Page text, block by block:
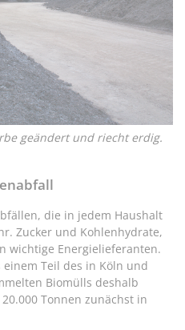
geändert und riecht erdig.
die in jedem Haushalt
Zucker und Kohlenhydrate,
wichtige Energielieferanten.
einem Teil des in Köln und
Biomülls deshalb
Tonnen zunächst in